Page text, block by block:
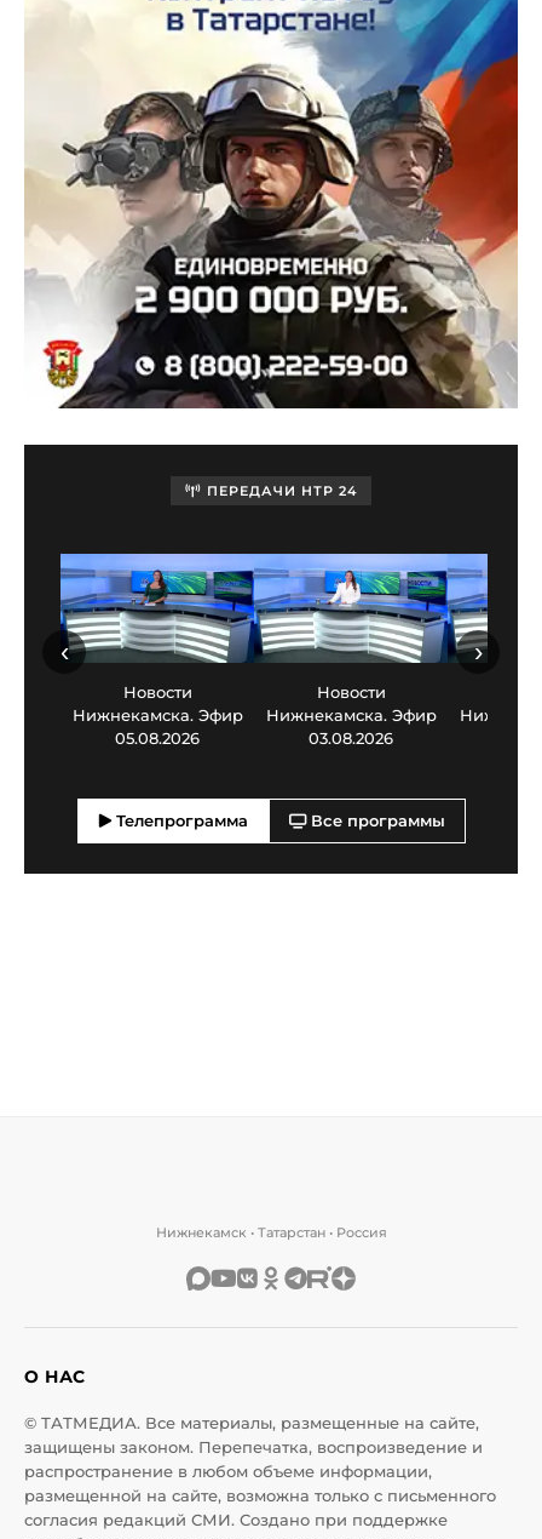
ПЕРЕДАЧИ НТР 24
Новости
Нижнекамска. Эфир
05.08.2026
Новости
Нижнекамска. Эфир
03.08.2026
‹ ›
Телепрограмма Все программы
Нижнекамск • Татарстан • Россия
О НАС
© ТАТМЕДИА. Все материалы, размещенные на сайте,
защищены законом. Перепечатка, воспроизведение и
распространение в любом объеме информации,
размещенной на сайте, возможна только с письменного
согласия редакций СМИ. Создано при поддержке